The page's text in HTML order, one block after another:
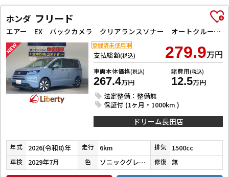
ホンダ フリード
エアー EX バックカメラ クリアランスソナー オートクルーズコントロール レーンアシスト 衝突被害軽減システム 両側電動スライドドア オートライト LEDヘッドランプ スマートキー 電動格納ミラー シートヒーター
支払総額(税込) 279.9万円
車両本体価格(税込)
267.4万円
諸費用(税込)
12.5万円
法定整備：整備無
保証付 (1ヶ月・1000km )
登録済未使用車
ドリーム長田店
年式 2026(令和8)年 走行 6km 排気 1500cc
車検 2029年7月 色 ソニックグレーパール 修復 無